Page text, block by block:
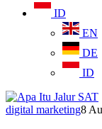
ID
EN
DE
ID
digital marketing8